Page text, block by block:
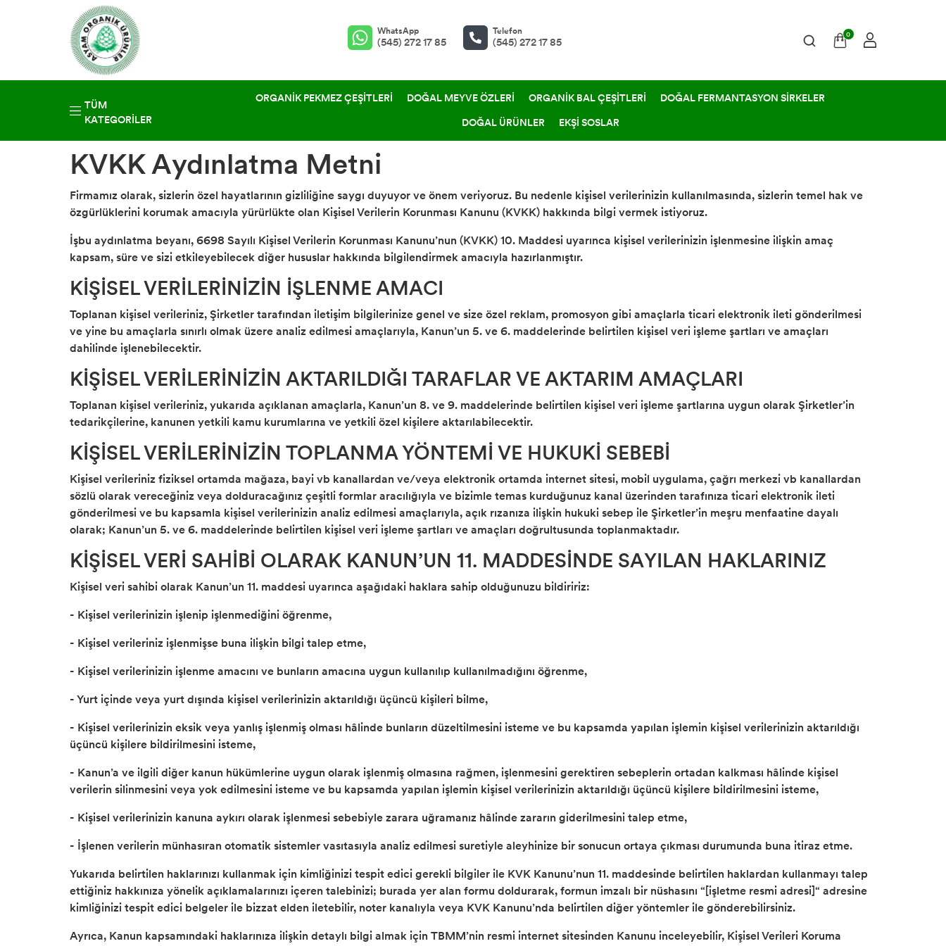
WhatsApp
(545) 272 17 85
Telefon
(545) 272 17 85
0
TÜM
KATEGORILER
ORGANİK PEKMEZ ÇEŞİTLERİ DOĞAL MEYVE ÖZLERİ ORGANİK BAL ÇEŞİTLERİ
DOĞAL FERMANTASYON SİRKELER
DOĞAL ÜRÜNLER
EKŞİ SOSLAR
KVKK Aydınlatma Metni
Firmamız olarak, sizlerin özel hayatlarının gizliliğine saygı duyuyor ve önem veriyoruz. Bu nedenle kişisel verilerinizin kullanılmasında, sizlerin temel hak ve
özgürlüklerini korumak amacıyla yürürlükte olan Kişisel Verilerin Korunması Kanunu (KVKK) hakkında bilgi vermek istiyoruz.
İşbu aydınlatma beyanı, 6698 Sayılı Kişisel Verilerin Korunması Kanunu’nun (KVKK) 10. Maddesi uyarınca kişisel verilerinizin işlenmesine ilişkin amaç
kapsam, süre ve sizi etkileyebilecek diğer hususlar hakkında bilgilendirmek amacıyla hazırlanmıştır.
KİŞİSEL VERİLERİNİZİN İŞLENME AMACI
Toplanan kişisel verileriniz, Şirketler tarafından iletişim bilgilerinize genel ve size özel reklam, promosyon gibi amaçlarla ticari elektronik ileti gönderilmesi
ve yine bu amaçlarla sınırlı olmak üzere analiz edilmesi amaçlarıyla, Kanun’un 5. ve 6. maddelerinde belirtilen kişisel veri işleme şartları ve amaçları
dahilinde işlenebilecektir.
KİŞİSEL VERİLERİNİZİN AKTARILDIĞI TARAFLAR VE AKTARIM AMAÇLARI
Toplanan kişisel verileriniz, yukarıda açıklanan amaçlarla, Kanun’un 8. ve 9. maddelerinde belirtilen kişisel veri işleme şartlarına uygun olarak Şirketler’in
tedarikçilerine, kanunen yetkili kamu kurumlarına ve yetkili özel kişilere aktarılabilecektir.
KİŞİSEL VERİLERİNİZİN TOPLANMA YÖNTEMİ VE HUKUKİ SEBEBİ
Kişisel verileriniz fiziksel ortamda mağaza, bayi vb kanallardan ve/veya elektronik ortamda internet sitesi, mobil uygulama, çağrı merkezi vb kanallardan
sözlü olarak vereceğiniz veya dolduracağınız çeşitli formlar aracılığıyla ve bizimle temas kurduğunuz kanal üzerinden tarafınıza ticari elektronik ileti
gönderilmesi ve bu kapsamla kişisel verilerinizin analiz edilmesi amaçlarıyla, açık rızanıza ilişkin hukuki sebep ile Şirketler’in meşru menfaatine dayalı
olarak; Kanun’un 5. ve 6. maddelerinde belirtilen kişisel veri işleme şartları ve amaçları doğrultusunda toplanmaktadır.
KİŞİSEL VERİ SAHİBİ OLARAK KANUN’UN 11. MADDESİNDE SAYILAN HAKLARINIZ
Kişisel veri sahibi olarak Kanun’un 11. maddesi uyarınca aşağıdaki haklara sahip olduğunuzu bildiririz:
- Kişisel verilerinizin işlenip işlenmediğini öğrenme,
- Kişisel verileriniz işlenmişse buna ilişkin bilgi talep etme,
- Kişisel verilerinizin işlenme amacını ve bunların amacına uygun kullanılıp kullanılmadığını öğrenme,
- Yurt içinde veya yurt dışında kişisel verilerinizin aktarıldığı üçüncü kişileri bilme,
- Kişisel verilerinizin eksik veya yanlış işlenmiş olması hâlinde bunların düzeltilmesini isteme ve bu kapsamda yapılan işlemin kişisel verilerinizin aktarıldığı
üçüncü kişilere bildirilmesini isteme,
- Kanun’a ve ilgili diğer kanun hükümlerine uygun olarak işlenmiş olmasına rağmen, işlenmesini gerektiren sebeplerin ortadan kalkması hâlinde kişisel
verilerin silinmesini veya yok edilmesini isteme ve bu kapsamda yapılan işlemin kişisel verilerinizin aktarıldığı üçüncü kişilere bildirilmesini isteme,
- Kişisel verilerinizin kanuna aykırı olarak işlenmesi sebebiyle zarara uğramanız hâlinde zararın giderilmesini talep etme,
- İşlenen verilerin münhasıran otomatik sistemler vasıtasıyla analiz edilmesi suretiyle aleyhinize bir sonucun ortaya çıkması durumunda buna itiraz etme.
Yukarıda belirtilen haklarınızı kullanmak için kimliğinizi tespit edici gerekli bilgiler ile KVK Kanunu’nun 11. maddesinde belirtilen haklardan kullanmayı talep
ettiğiniz hakkınıza yönelik açıklamalarınızı içeren talebinizi; burada yer alan formu doldurarak, formun imzalı bir nüshasını “[işletme resmi adresi]“ adresine
kimliğinizi tespit edici belgeler ile bizzat elden iletebilir, noter kanalıyla veya KVK Kanunu’nda belirtilen diğer yöntemler ile gönderebilirsiniz.
Ayrıca, Kanun kapsamındaki haklarınıza ilişkin detaylı bilgi almak için TBMM’nin resmi internet sitesinden Kanunu inceleyebilir, Kişisel Verileri Koruma